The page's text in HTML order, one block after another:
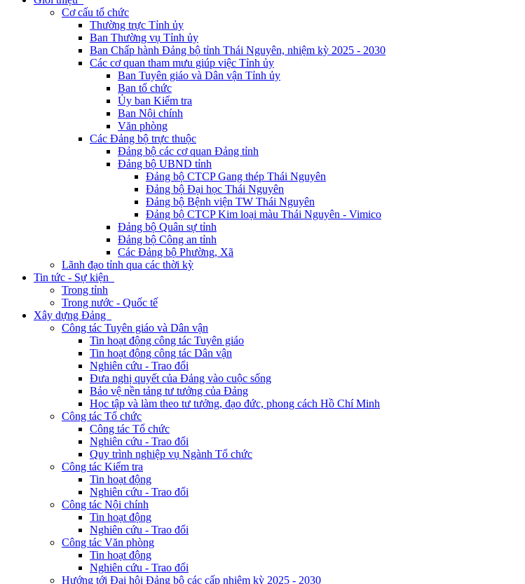
Cơ cấu tổ chức
Thường trực Tỉnh ủy
Ban Thường vụ Tỉnh ủy
Ban Chấp hành Đảng bộ tỉnh Thái Nguyên, nhiệm kỳ 2025 - 2030
Các cơ quan tham mưu giúp việc Tỉnh ủy
Ban Tuyên giáo và Dân vận Tỉnh ủy
Ban tổ chức
Ủy ban Kiểm tra
Ban Nội chính
Văn phòng
Các Đảng bộ trực thuộc
Đảng bộ các cơ quan Đảng tỉnh
Đảng bộ UBND tỉnh
Đảng bộ CTCP Gang thép Thái Nguyên
Đảng bộ Đại học Thái Nguyên
Đảng bộ Bệnh viện TW Thái Nguyên
Đảng bộ CTCP Kim loại màu Thái Nguyên - Vimico
Đảng bộ Quân sự tỉnh
Đảng bộ Công an tỉnh
Các Đảng bộ Phường, Xã
Lãnh đạo tỉnh qua các thời kỳ
Tin tức - Sự kiện
Trong tỉnh
Trong nước - Quốc tế
Xây dựng Đảng
Công tác Tuyên giáo và Dân vận
Tin hoạt động công tác Tuyên giáo
Tin hoạt động công tác Dân vận
Nghiên cứu - Trao đổi
Đưa nghị quyết của Đảng vào cuộc sống
Bảo vệ nền tảng tư tưởng của Đảng
Học tập và làm theo tư tưởng, đạo đức, phong cách Hồ Chí Minh
Công tác Tổ chức
Công tác Tổ chức
Nghiên cứu - Trao đổi
Quy trình nghiệp vụ Ngành Tổ chức
Công tác Kiểm tra
Tin hoạt động
Nghiên cứu - Trao đổi
Công tác Nội chính
Tin hoạt động
Nghiên cứu - Trao đổi
Công tác Văn phòng
Tin hoạt động
Nghiên cứu - Trao đổi
Hướng tới Đại hội Đảng bộ các cấp nhiệm kỳ 2025 - 2030